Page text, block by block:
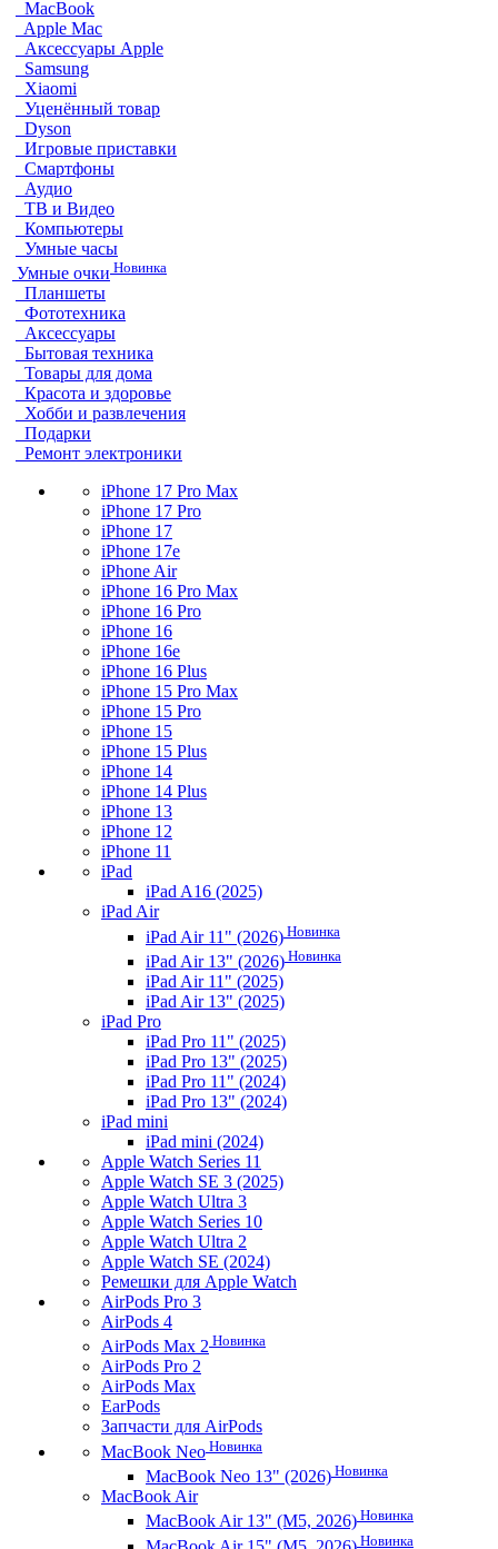
MacBook
Apple Mac
Аксессуары Apple
Samsung
Xiaomi
Уценённый товар
Dyson
Игровые приставки
Смартфоны
Аудио
ТВ и Видео
Компьютеры
Умные часы
Умные очки Новинка
Планшеты
Фототехника
Аксессуары
Бытовая техника
Товары для дома
Красота и здоровье
Хобби и развлечения
Подарки
Ремонт электроники
iPhone 17 Pro Max
iPhone 17 Pro
iPhone 17
iPhone 17e
iPhone Air
iPhone 16 Pro Max
iPhone 16 Pro
iPhone 16
iPhone 16e
iPhone 16 Plus
iPhone 15 Pro Max
iPhone 15 Pro
iPhone 15
iPhone 15 Plus
iPhone 14
iPhone 14 Plus
iPhone 13
iPhone 12
iPhone 11
iPad
iPad A16 (2025)
iPad Air
iPad Air 11" (2026) Новинка
iPad Air 13" (2026) Новинка
iPad Air 11" (2025)
iPad Air 13" (2025)
iPad Pro
iPad Pro 11" (2025)
iPad Pro 13" (2025)
iPad Pro 11" (2024)
iPad Pro 13" (2024)
iPad mini
iPad mini (2024)
Apple Watch Series 11
Apple Watch SE 3 (2025)
Apple Watch Ultra 3
Apple Watch Series 10
Apple Watch Ultra 2
Apple Watch SE (2024)
Ремешки для Apple Watch
AirPods Pro 3
AirPods 4
AirPods Max 2 Новинка
AirPods Pro 2
AirPods Max
EarPods
Запчасти для AirPods
MacBook Neo Новинка
MacBook Neo 13" (2026) Новинка
MacBook Air
MacBook Air 13" (M5, 2026) Новинка
Новинка